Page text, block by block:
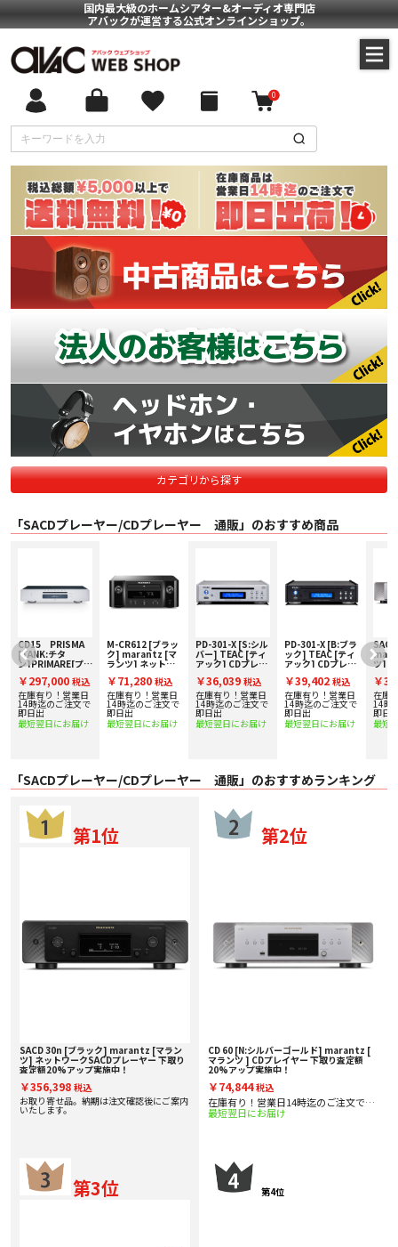
国内最大級のホームシアター&オーディオ専門店
アバックが運営する公式オンラインショップ。
0
カテゴリから探す
「SACDプレーヤー/CDプレーヤー 通販」のおすすめ商品
CD15 PRISMA
[TANK:チタ
ン]PRIMARE[プラ
ーヤー
￥297,000 税込
在庫有り！営業日
14時迄のご注文で
即日出
最短翌日にお届け
M-CR612 [ブラッ
ク] marantz [マ
ランツ] ネットワ
下取り査定額20%
アップ実施中！
￥71,280 税込
在庫有り！営業日
14時迄のご注文で
即日出
最短翌日にお届け
PD-301-X [S:シル
バー] TEAC [ティ
アック] CDプレー
20%アップ実施
中！
￥36,039 税込
在庫有り！営業日
14時迄のご注文で
即日出
最短翌日にお届け
PD-301-X [B:ブラ
ック] TEAC [ティ
アック] CDプレー
20%アップ実施
中！
￥39,402 税込
在庫有り！営業日
14時迄のご注文で
即日出
最短翌日にお届け
ツ]
下取
アッ
￥
在庫
14時
即日
最短
「SACDプレーヤー/CDプレーヤー 通販」のおすすめランキング
第1位
SACD 30n [ブラック] marantz [マラン
ツ] ネットワークSACDプレーヤー 下取り
査定額20%アップ実施中！
￥356,398 税込
お取り寄せ品。納期は注文確認後にご案内
いたします。
第2位
CD 60 [N:シルバーゴールド] marantz [
マランツ ] CDプレイヤー 下取り査定額
20%アップ実施中！
￥74,844税込
在庫有り！営業日14時迄のご注文で即
日出
最短翌日にお届け
第3位 第4位